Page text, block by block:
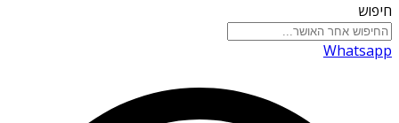
חיפוש
Whatsapp